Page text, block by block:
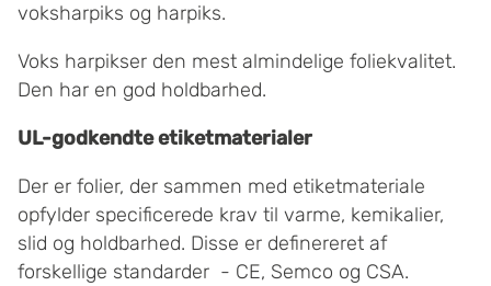
voksharpiks og harpiks.
Voks harpikser den mest almindelige foliekvalitet.
Den har en god holdbarhed.
UL-godkendte etiketmaterialer
Der er folier, der sammen med etiketmateriale
opfylder specificerede krav til varme, kemikalier,
slid og holdbarhed. Disse er definereret af
forskellige standarder - CE, Semco og CSA.